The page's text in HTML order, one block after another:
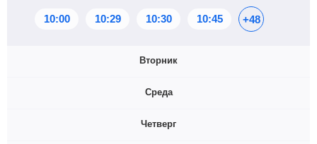
10:00 10:29 10:30 10:45 +48
Вторник
10:30
Среда
Четверг